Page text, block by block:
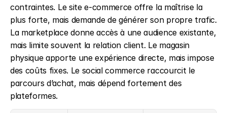
contraintes. Le site e-commerce offre la maîtrise la
plus forte, mais demande de générer son propre trafic.
La marketplace donne accès à une audience existante,
mais limite souvent la relation client. Le magasin
physique apporte une expérience directe, mais impose
des coûts fixes. Le social commerce raccourcit le
parcours d’achat, mais dépend fortement des
plateformes.